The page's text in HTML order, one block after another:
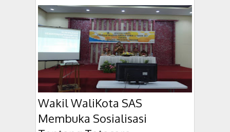
Wakil WaliKota SAS
Membuka Sosialisasi